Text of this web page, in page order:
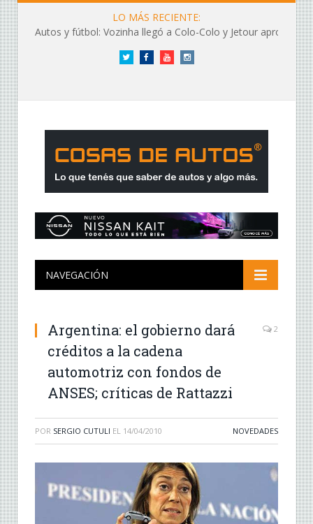
LO MÁS RECIENTE:
Autos y fútbol: Vozinha llegó a Colo-Colo y Jetour aprovechó los flashes
Twitter FacebookYouTubeInstagram
NAVEGACIÓN
Argentina: el gobierno dará
créditos a la cadena
automotriz con fondos de
ANSES; críticas de Rattazzi
2
POR SERGIO CUTULI EL 14/04/2010 NOVEDADES